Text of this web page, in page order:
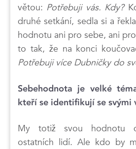
větou: Potřebuji vás. Kdy?
druhé setkání, sedla si a
hodnotu ani pro sebe, ani
to tak, že na konci
Potřebuji více Dubničky do
Sebehodnota je velké
kteří se identifikují se svými
My totiž svou hodnotu
ostatních lidí. Ale kdo by